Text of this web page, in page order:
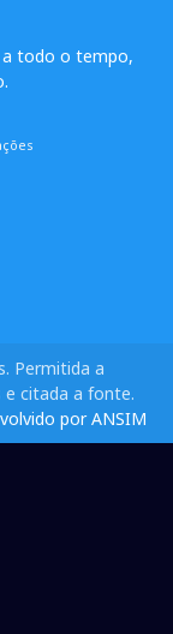
a todo o tempo,
Permitida a
e citada a fonte.
por ANSIM